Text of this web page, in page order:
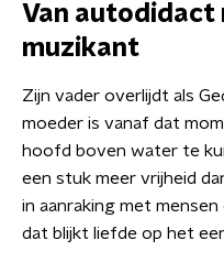
Van autodidact
muzikant
Zijn vader overlijdt als
moeder is vanaf dat
hoofd boven water te
een stuk meer vrijheid
in aanraking met
dat blijkt liefde op het